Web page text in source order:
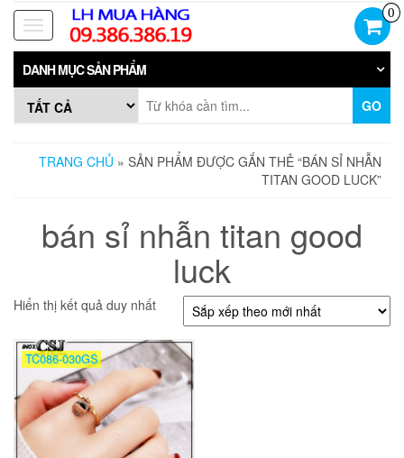
Skip
the
content
Toggle
navigation
0
DANH MỤC SẢN PHẨM
GO
TRANG CHỦ » SẢN PHẨM ĐƯỢC GẮN THẺ “BÁN SỈ NHẪN
TITAN GOOD LUCK”
bán sỉ nhẫn titan good
luck
Hiển thị kết quả duy nhất
TC086-030GS